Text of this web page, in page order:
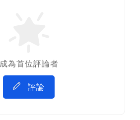
成為首位評論者
評論